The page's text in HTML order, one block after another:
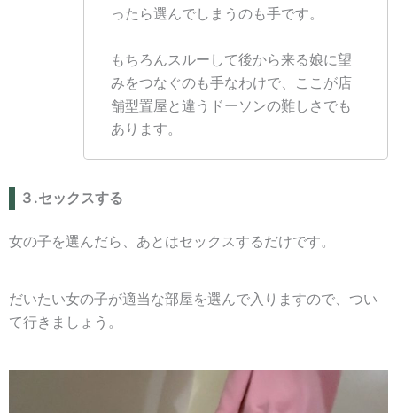
ったら選んでしまうのも手です。
もちろんスルーして後から来る娘に望
みをつなぐのも手なわけで、ここが店
舗型置屋と違うドーソンの難しさでも
あります。
３.セックスする
女の子を選んだら、あとはセックスするだけです。
だいたい女の子が適当な部屋を選んで入りますので、つい
て行きましょう。